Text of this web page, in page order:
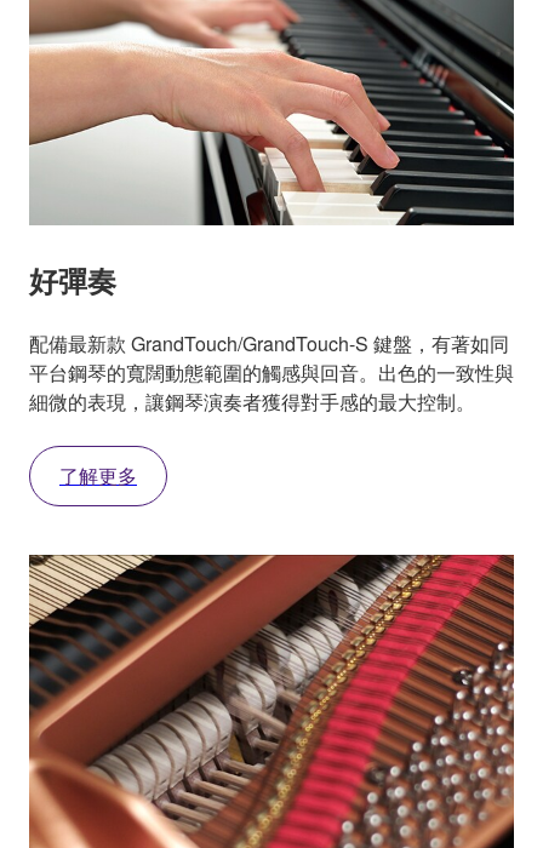
好彈奏
配備最新款 GrandTouch/GrandTouch-S 鍵盤，有著如同
平台鋼琴的寬闊動態範圍的觸感與回音。出色的一致性與
細微的表現，讓鋼琴演奏者獲得對手感的最大控制。
了解更多